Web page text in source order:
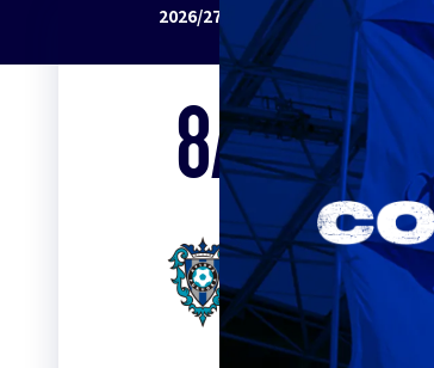
2026/27明治安田J1リーグ アビスパ福
岡 vs セレッソ大阪
8/15Sat. 19:00
VS